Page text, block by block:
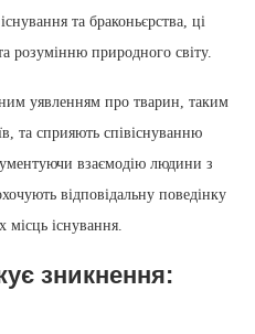
та браконьєрства, ці
розумінню природного світу.
уявленням про тварин, таким
та сприяють співіснуванню
взаємодію людини з
відповідальну поведінку
місць існування.
зникнення: